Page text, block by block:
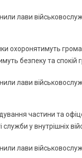
охоронятимуть
безпеку та спокій
частини та
у внутрішніх